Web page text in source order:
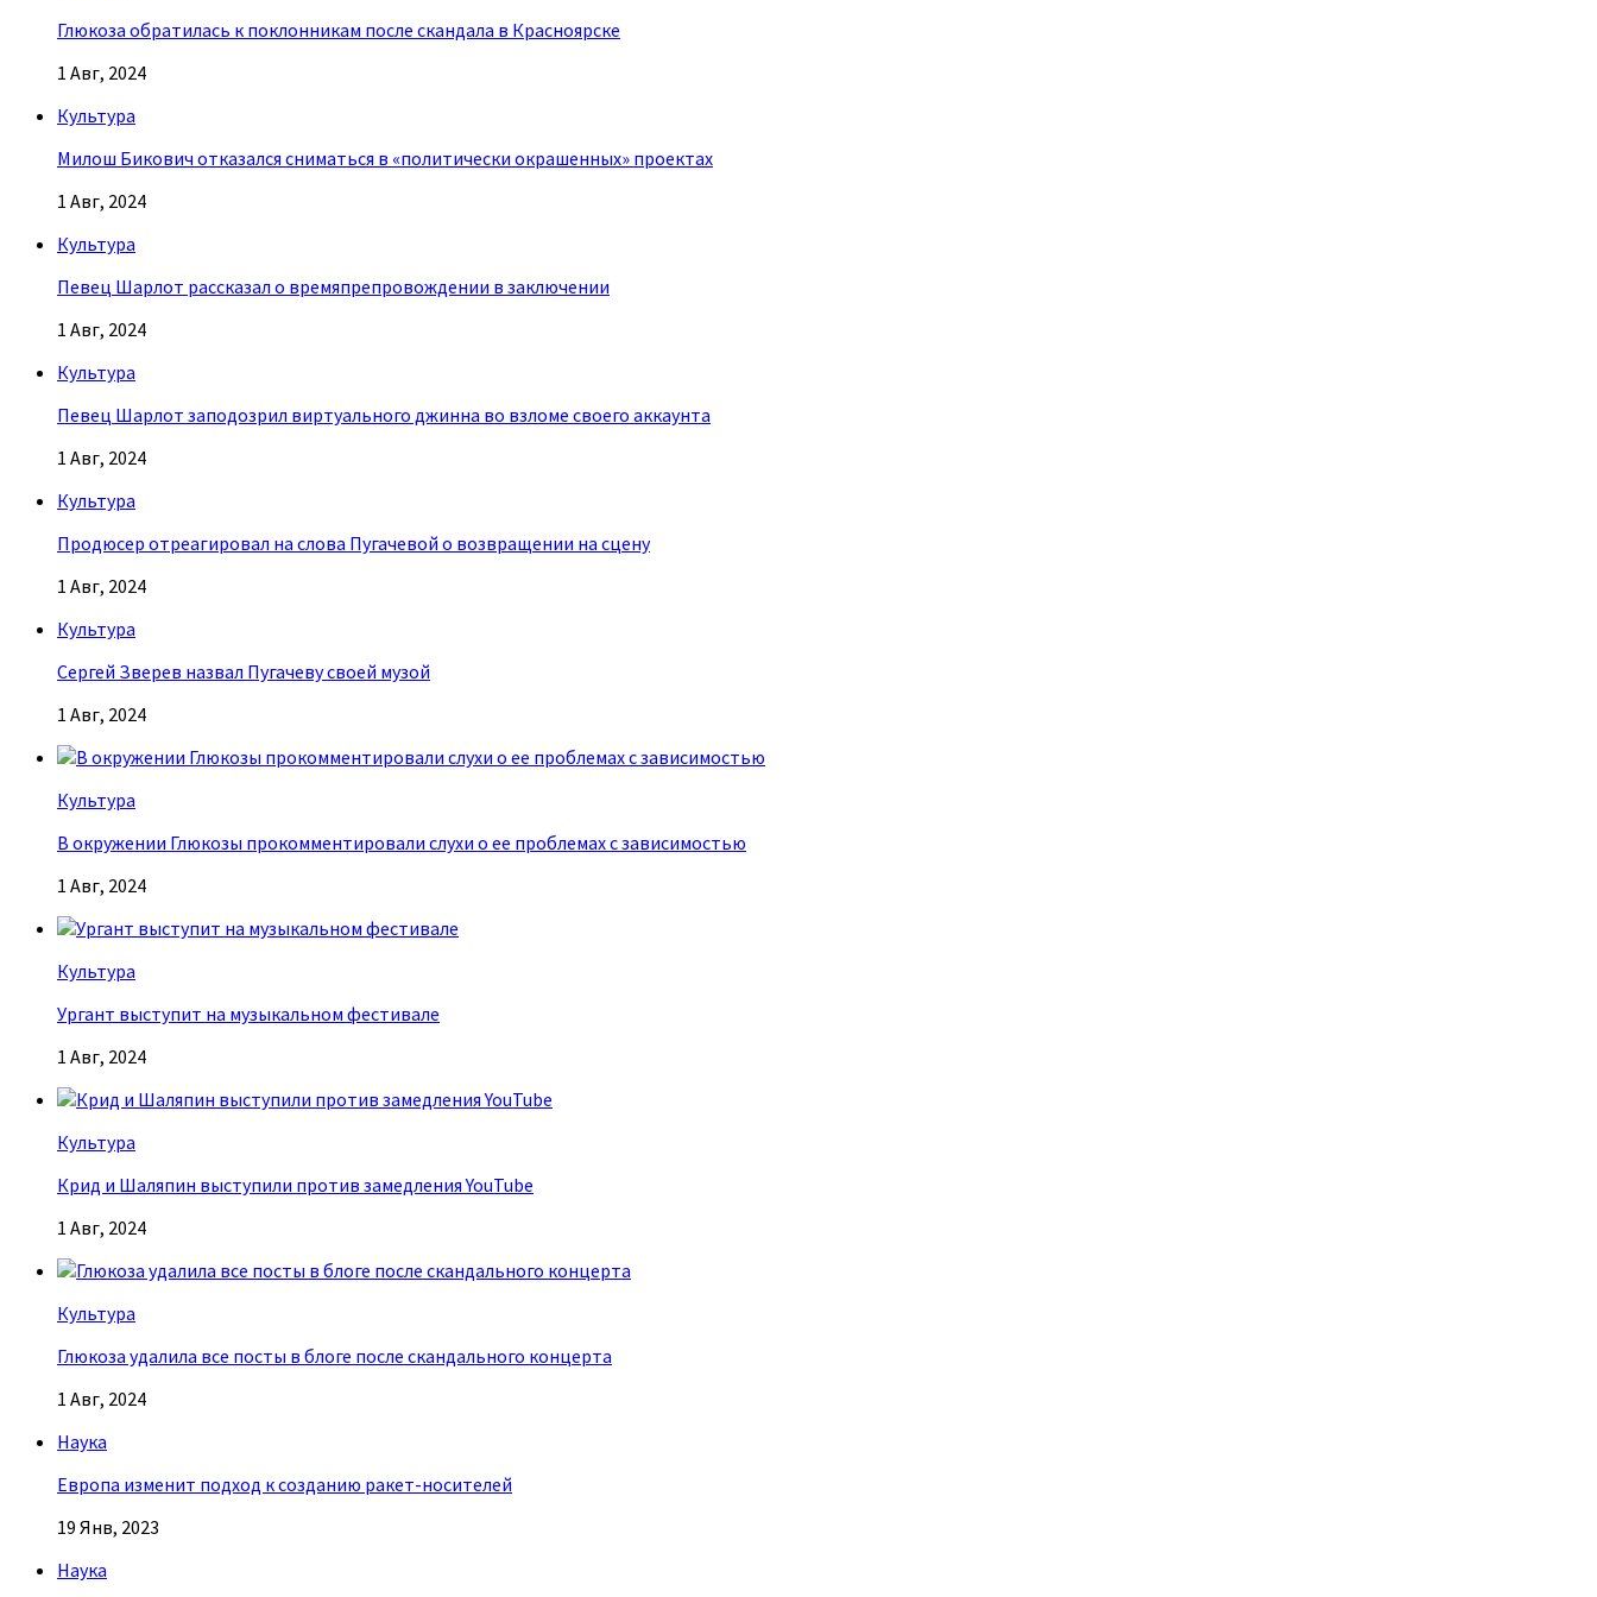
Глюкоза обратилась к поклонникам после скандала в Красноярске
1 Авг, 2024
Культура
Милош Бикович отказался сниматься в «политически окрашенных» проектах
1 Авг, 2024
Культура
Певец Шарлот рассказал о времяпрепровождении в заключении
1 Авг, 2024
Культура
Певец Шарлот заподозрил виртуального джинна во взломе своего аккаунта
1 Авг, 2024
Культура
Продюсер отреагировал на слова Пугачевой о возвращении на сцену
1 Авг, 2024
Культура
Сергей Зверев назвал Пугачеву своей музой
1 Авг, 2024
Культура
В окружении Глюкозы прокомментировали слухи о ее проблемах с зависимостью
1 Авг, 2024
Культура
Ургант выступит на музыкальном фестивале
1 Авг, 2024
Культура
Крид и Шаляпин выступили против замедления YouTube
1 Авг, 2024
Культура
Глюкоза удалила все посты в блоге после скандального концерта
1 Авг, 2024
Наука
Европа изменит подход к созданию ракет-носителей
19 Янв, 2023
Наука